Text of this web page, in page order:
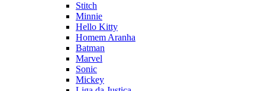
Stitch
Minnie
Hello Kitty
Homem Aranha
Batman
Marvel
Sonic
Mickey